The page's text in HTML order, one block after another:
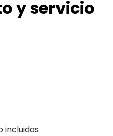
y servicio
incluidas